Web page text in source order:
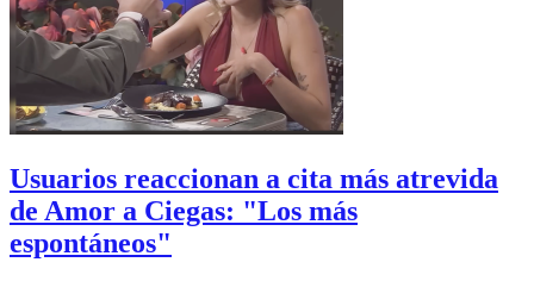
Usuarios reaccionan a cita más atrevida
de Amor a Ciegas: "Los más
espontáneos"